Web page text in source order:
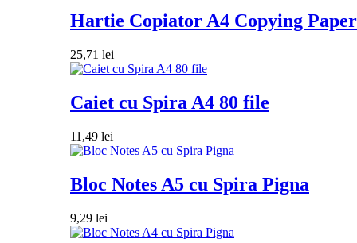
Hartie Copiator A4 Copying
25,71 lei
Caiet cu Spira A4 80 file
11,49 lei
Bloc Notes A5 cu Spira Pigna
9,29 lei